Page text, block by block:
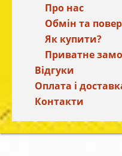
Про нас
Обмін та
Як купити?
Приватне
Відгуки
Оплата і
Контакти